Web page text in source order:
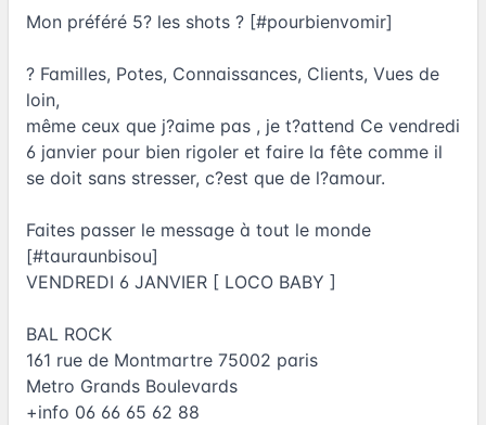
Mon préféré 5? les shots ? [#pourbienvomir]
? Familles, Potes, Connaissances, Clients, Vues de
loin,
même ceux que j?aime pas , je t?attend Ce vendredi
6 janvier pour bien rigoler et faire la fête comme il
se doit sans stresser, c?est que de l?amour.
Faites passer le message à tout le monde
[#tauraunbisou]
VENDREDI 6 JANVIER [ LOCO BABY ]
BAL ROCK
161 rue de Montmartre 75002 paris
Metro Grands Boulevards
+info 06 66 65 62 88